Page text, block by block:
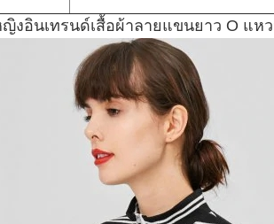
งอินเทรนด์เสื้อผ้าลายแขนยาว O แ